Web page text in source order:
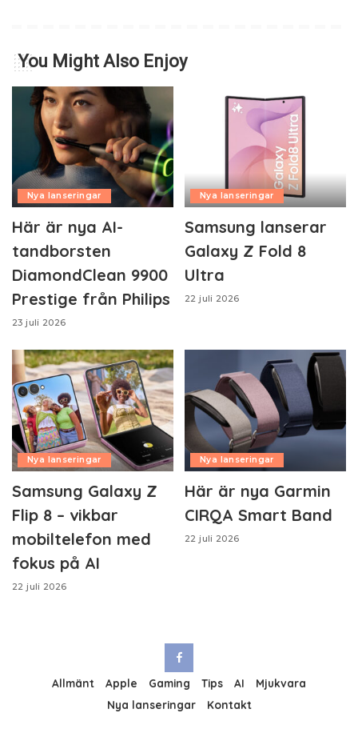
You Might Also Enjoy
Nya lanseringar
Här är nya AI-
tandborsten
DiamondClean 9900
Prestige från Philips
23 juli 2026
Nya lanseringar
Samsung lanserar
Galaxy Z Fold 8
Ultra
22 juli 2026
Nya lanseringar
Samsung Galaxy Z
Flip 8 – vikbar
mobiltelefon med
fokus på AI
22 juli 2026
Nya lanseringar
Här är nya Garmin
CIRQA Smart Band
22 juli 2026
Allmänt Apple Gaming Tips AI
Mjukvara
Nya lanseringar
Kontakt